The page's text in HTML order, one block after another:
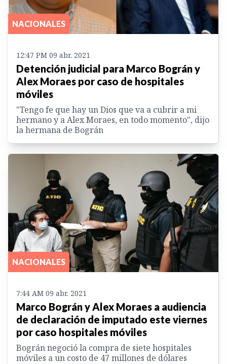
NACIONALES
12:47 PM 09 abr. 2021
Detención judicial para Marco Bográn y
Alex Moraes por caso de hospitales
móviles
"Tengo fe que hay un Dios que va a cubrir a mi
hermano y a Alex Moraes, en todo momento", dijo
la hermana de Bográn
NACIONALES
7:44 AM 09 abr. 2021
Marco Bográn y Alex Moraes a audiencia
de declaración de imputado este viernes
por caso hospitales móviles
Bográn negoció la compra de siete hospitales
móviles a un costo de 47 millones de dólares